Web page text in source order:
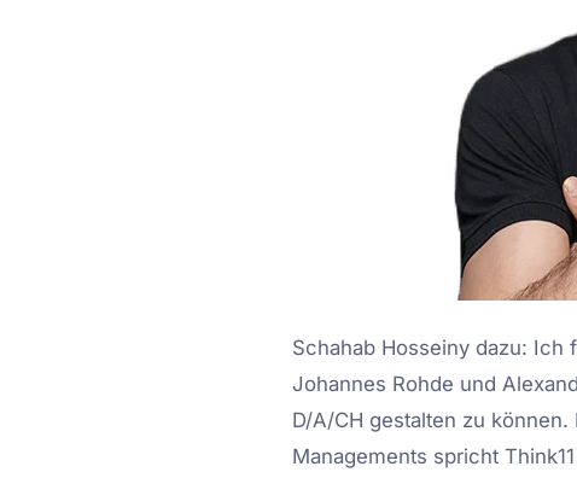
Schahab Hosseiny dazu: Ich
Johannes Rohde und
D/A/CH gestalten zu
Managements spricht